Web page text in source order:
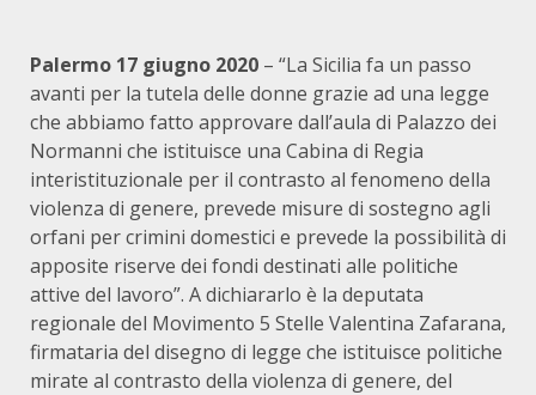
Palermo 17 giugno 2020 – “La Sicilia fa un passo
avanti per la tutela delle donne grazie ad una legge
che abbiamo fatto approvare dall’aula di Palazzo dei
Normanni che istituisce una Cabina di Regia
interistituzionale per il contrasto al fenomeno della
violenza di genere, prevede misure di sostegno agli
orfani per crimini domestici e prevede la possibilità di
apposite riserve dei fondi destinati alle politiche
attive del lavoro”. A dichiararlo è la deputata
regionale del Movimento 5 Stelle Valentina Zafarana,
firmataria del disegno di legge che istituisce politiche
mirate al contrasto della violenza di genere, del